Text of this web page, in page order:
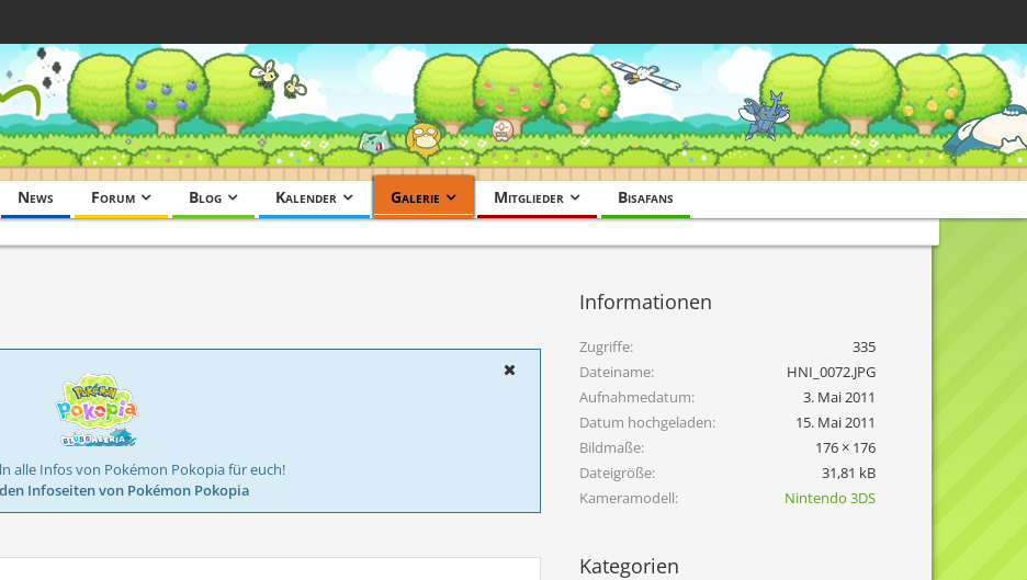
News Forum Blog Kalender Galerie Mitglieder Bisafans
alle Infos von Pokémon Pokopia für euch!
Infoseiten von Pokémon Pokopia
Informationen
Zugriffe
335
Dateiname
HNI_0072.JPG
Aufnahmedatum
3. Mai 2011
Datum hochgeladen
15. Mai 2011
Bildmaße
176 × 176
Dateigröße
31,81 kB
Kameramodell
Nintendo 3DS
Kategorien